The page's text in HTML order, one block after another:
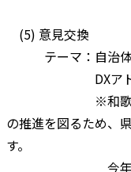
民間企業の
(5) 意見交換
テーマ：自治体
DXアドバイザ
※和歌山県で
の推進を図るため、
す。
今年度は「和